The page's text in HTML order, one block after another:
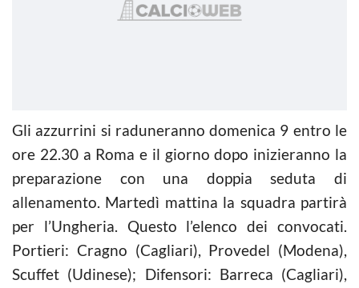
Gli azzurrini si raduneranno domenica 9 entro le
ore 22.30 a Roma e il giorno dopo inizieranno la
preparazione con una doppia seduta di
allenamento. Martedì mattina la squadra partirà
per l’Ungheria. Questo l’elenco dei convocati.
Portieri: Cragno (Cagliari), Provedel (Modena),
Scuffet (Udinese); Difensori: Barreca (Cagliari),